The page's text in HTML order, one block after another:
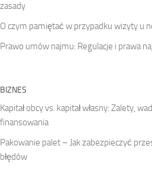
zasady
O czym pamiętać w przypadku wizyty u
Prawo umów najmu: Regulacje i prawa
BIZNES
Kapitał obcy vs. kapitał własny: Zalety,
finansowania
Pakowanie palet – Jak zabezpieczyć
błędów